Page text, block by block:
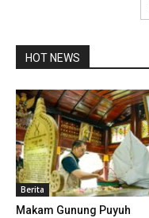
HOT NEWS
Berita
Makam Gunung Puyuh